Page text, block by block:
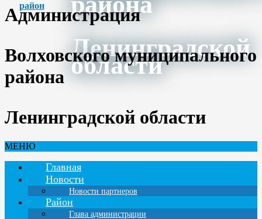
Ленинградской
области
Администрация
Волховского муниципального
района
Ленинградской области
МЕНЮ
Главная
Новости
Новости партнеров
Район
Глава администрации